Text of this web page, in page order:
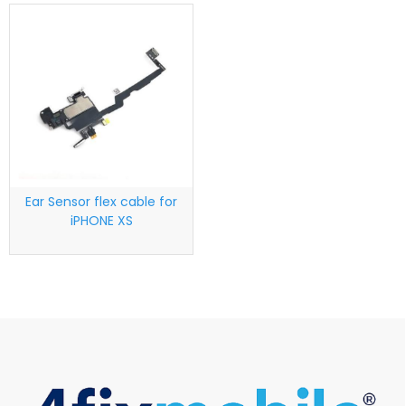
Ear Sensor flex cable for
iPHONE XS